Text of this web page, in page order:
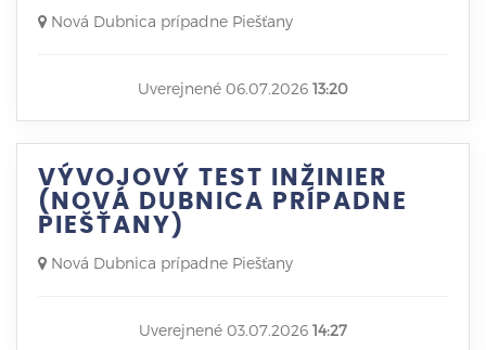
Nová Dubnica prípadne Piešťany
Uverejnené 06.07.2026 13:20
VÝVOJOVÝ TEST INŽINIER
(NOVÁ DUBNICA PRÍPADNE
PIEŠŤANY)
Nová Dubnica prípadne Piešťany
Uverejnené 03.07.2026 14:27